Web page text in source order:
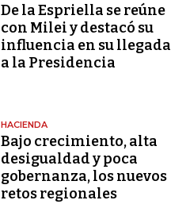
De la Espriella se reúne
con Milei y destacó su
influencia en su llegada
a la Presidencia
HACIENDA
Bajo crecimiento, alta
desigualdad y poca
gobernanza, los nuevos
retos regionales